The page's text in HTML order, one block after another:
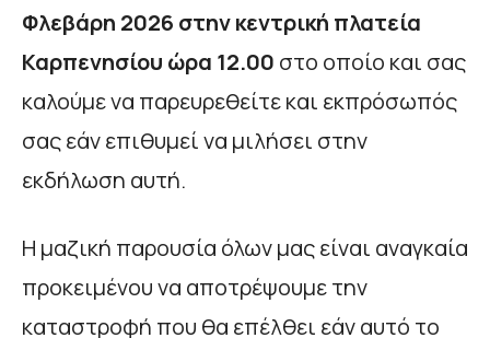
Φλεβάρη 2026 στην κεντρική πλατεία
Καρπενησίου ώρα 12.00 στο οποίο και σας
καλούμε να παρευρεθείτε και εκπρόσωπός
σας εάν επιθυμεί να μιλήσει στην
εκδήλωση αυτή.
Η μαζική παρουσία όλων μας είναι αναγκαία
προκειμένου να αποτρέψουμε την
καταστροφή που θα επέλθει εάν αυτό το